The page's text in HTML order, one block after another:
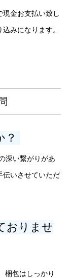
現金お支払い致し
みになります。
？
深い繋がりがあ
伝いさせていただ
おりませ
梱包はしっかり